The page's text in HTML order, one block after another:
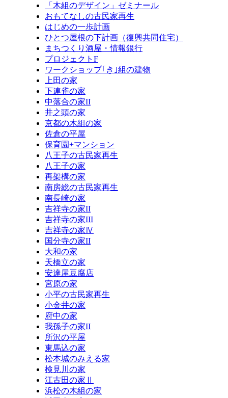
「木組のデザイン」ゼミナール
おもてなしの古民家再生
はじめの一歩計画
ひとつ屋根の下計画（復興共同住宅）
まちつくり酒屋・情報銀行
プロジェクトF
ワークショップ｢き｣組の建物
上田の家
下連雀の家
中落合の家II
井之頭の家
京都の木組の家
佐倉の平屋
保育園+マンション
八王子の古民家再生
八王子の家
再架構の家
南房総の古民家再生
南長崎の家
吉祥寺の家II
吉祥寺の家III
吉祥寺の家Ⅳ
国分寺の家II
大和の家
天橋立の家
安達屋豆腐店
宮原の家
小平の古民家再生
小金井の家
府中の家
我孫子の家II
所沢の平屋
東馬込の家
松本城のみえる家
検見川の家
江古田の家Ⅱ
浜松の木組の家